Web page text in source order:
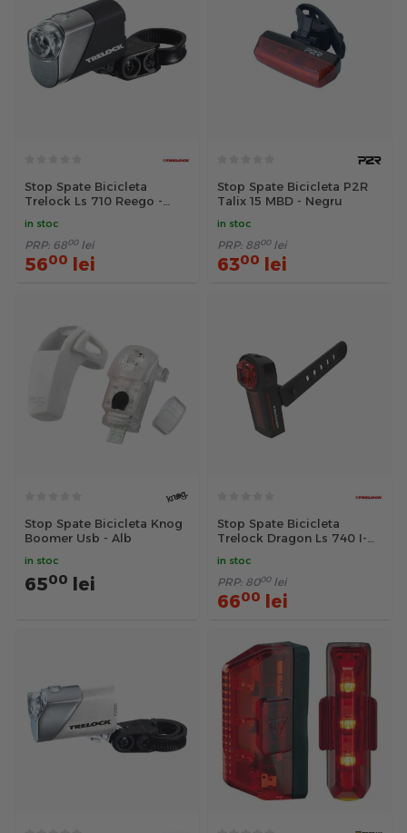
Stop Spate Bicicleta
Trelock Ls 710 Reego -
in stoc
PRP: 6800 lei
5600 lei
Stop Spate Bicicleta P2R
Talix 15 MBD - Negru
in stoc
PRP: 8800 lei
6300 lei
Stop Spate Bicicleta Knog
Boomer Usb - Alb
in stoc
6500 lei
Stop Spate Bicicleta
Trelock Dragon Ls 740 I-
in stoc
PRP: 8000 lei
6600 lei